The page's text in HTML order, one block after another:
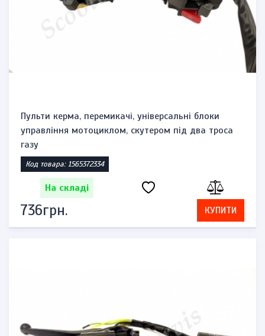
Пульти керма, перемикачі, універсальні блоки
управління мотоциклом, скутером під два троса
газу
Код товара: 1565372334
На складі
736грн. КУПИТИ